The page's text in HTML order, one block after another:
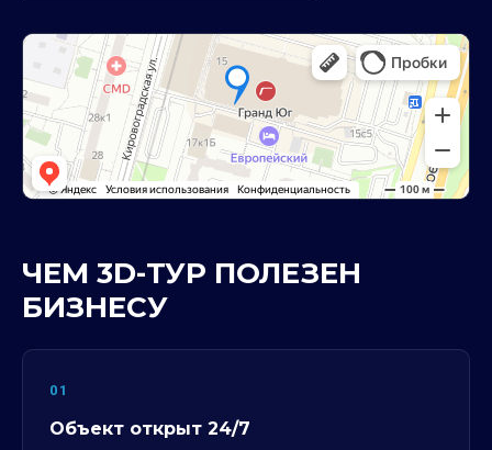
ЧЕМ 3D-ТУР ПОЛЕЗЕН
БИЗНЕСУ
01
Объект открыт 24/7